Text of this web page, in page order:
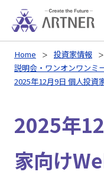
Home 投資家情報
説明会・ワンオンワンミ
2025年12月9日 個人投資
2025年
家向け